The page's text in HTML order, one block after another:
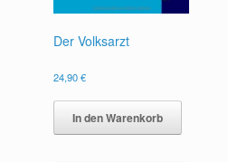
Der Volksarzt
24,90€
In den Warenkorb